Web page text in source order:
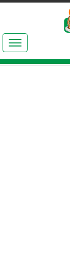
இலக்கியங்கள்
தமிழ் உலகம்